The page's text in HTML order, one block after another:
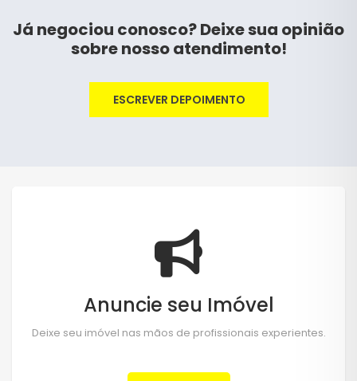
Já negociou conosco? Deixe sua opinião
sobre nosso atendimento!
ESCREVER DEPOIMENTO
Anuncie seu Imóvel
Deixe seu imóvel nas mãos de profissionais experientes.